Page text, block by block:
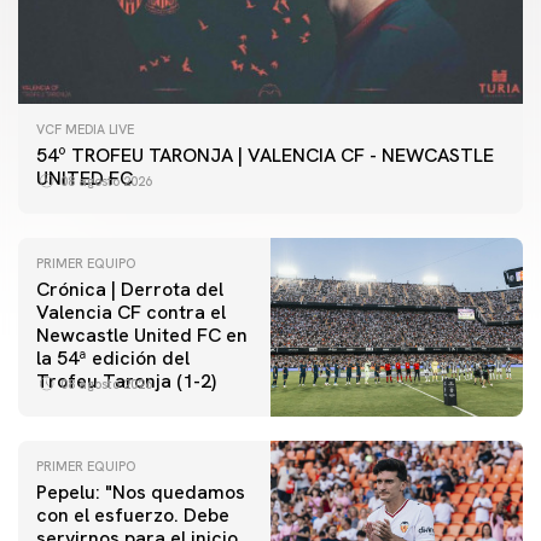
VCF MEDIA LIVE
54º TROFEU TARONJA | VALENCIA CF - NEWCASTLE
UNITED FC
08 agosto 2026
PRIMER EQUIPO
Crónica | Derrota del
Valencia CF contra el
Newcastle United FC en
la 54ª edición del
Trofeu Taronja (1-2)
08 agosto 2026
PRIMER EQUIPO
Pepelu: "Nos quedamos
con el esfuerzo. Debe